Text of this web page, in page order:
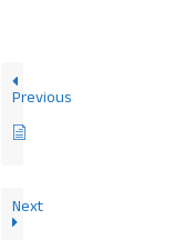
Previous
Next